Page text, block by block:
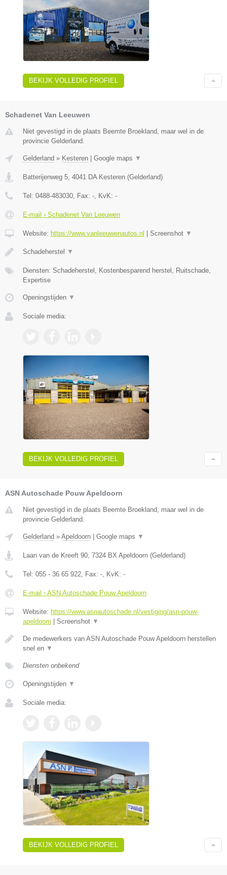
BEKIJK VOLLEDIG PROFIEL
Schadenet Van Leeuwen
Niet gevestigd in de plaats Beemte Broekland, maar wel in de
provincie Gelderland.
Gelderland » Kesteren Google maps ▼
Batterijenweg 5 4041 DA Kesteren (Gelderland)
Tel: 0488-483030 , Fax: - , KvK: -
E-mail › Schadenet Van Leeuwen
Website: https://www.vanleeuwenautos.nl Screenshot ▼
Schadeherstel ▼
Diensten: Schadeherstel, Kostenbesparend herstel, Ruitschade,
Expertise
Openingstijden ▼
Sociale media:
BEKIJK VOLLEDIG PROFIEL
ASN Autoschade Pouw Apeldoorn
Niet gevestigd in de plaats Beemte Broekland, maar wel in de
provincie Gelderland.
Gelderland » Apeldoorn | Google maps ▼
Laan van de Kreeft 90 7324 BX Apeldoorn (Gelderland)
Tel: 055 - 36 65 922 , Fax: - , KvK: -
E-mail › ASN Autoschade Pouw Apeldoorn
Website: https://www.asnautoschade.nl/vestiging/asn-pouw-
apeldoorn | Screenshot ▼
De medewerkers van ASN Autoschade Pouw Apeldoorn herstellen
snel en ▼
Diensten onbekend
Openingstijden ▼
Sociale media:
BEKIJK VOLLEDIG PROFIEL